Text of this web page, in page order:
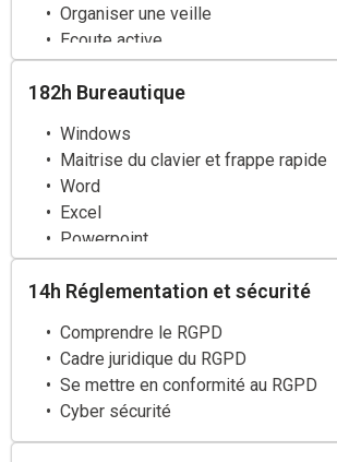
Organiser une veille
Ecoute active
182h Bureautique
Windows
Maitrise du clavier et frappe rapide
Word
Excel
Powerpoint
Gestion de la messagerie Outlook
Internet
Gantt Project
Suivi de l’avancement du projet
Présentation
Vocabulaire
Conjugaison
14h Réglementation et sécurité
Comprendre le RGPD
Cadre juridique du RGPD
Se mettre en conformité au RGPD
Cyber sécurité